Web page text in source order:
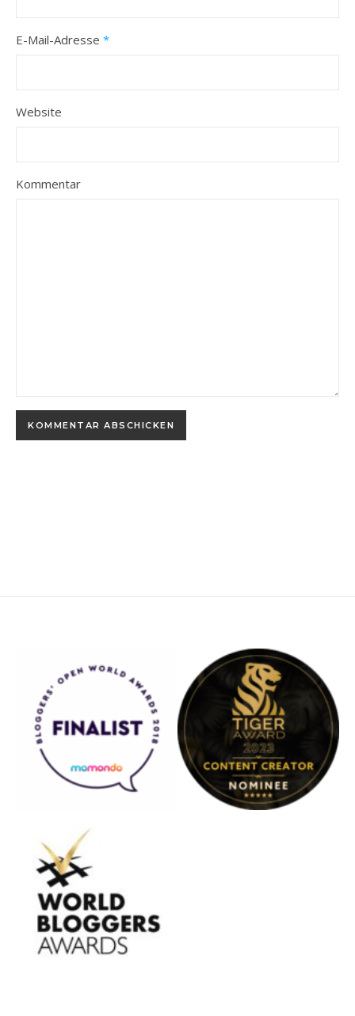
E-Mail-Adresse *
Website
Kommentar